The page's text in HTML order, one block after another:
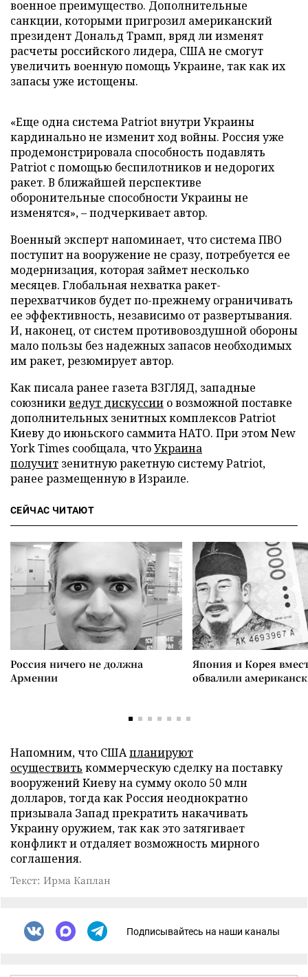
военное преимущество. Дополнительные
санкции, которыми пригрозил американский
президент Дональд Трамп, вряд ли изменят
расчеты российского лидера, США не смогут
увеличить военную помощь Украине, так как их
запасы уже истощены.
«Еще одна система Patriot внутри Украины
кардинально не изменит ход войны. Россия уже
продемонстрировала способность подавлять
Patriot с помощью беспилотников и недорогих
ракет. В ближайшей перспективе
оборонительные способности Украины не
изменятся», – подчеркивает автор.
Военный эксперт напоминает, что система ПВО
поступит на вооружение не сразу, потребуется ее
модернизация, которая займет несколько
месяцев. Глобальная нехватка ракет-
перехватчиков будет по-прежнему ограничивать
ее эффективность, независимо от развертывания.
И, наконец, от систем противовоздушной обороны
мало пользы без надежных запасов необходимых
им ракет, резюмирует автор.
Как писала ранее газета ВЗГЛЯД, западные
союзникиведут дискуссии о возможной поставке
дополнительных зенитных комплексов Patriot
Киеву до июньского саммита НАТО. При этом New
York Times сообщала, чтоУкраина
получит зенитную ракетную систему Patriot,
ранее размещенную в Израиле.
СЕЙЧАС ЧИТАЮТ
Россия ничего не должна
Армении
Япония и Корея
обвалили
Напомним, что СШАпланируют
осуществить коммерческую сделку на поставку
вооружений Киеву на сумму около 50 млн
долларов, тогда как Россия неоднократно
призывала Запад прекратить накачивать
Украину оружием, так как это затягивает
конфликт и отдаляет возможность мирного
соглашения.
Текст: Ирма Каплан
Подписывайтесь на наши каналы